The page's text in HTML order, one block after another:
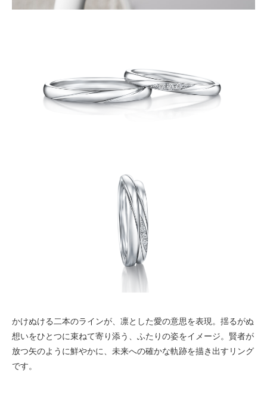
かけぬける二本のラインが、凛とした愛の意思を表現。揺るがぬ
想いをひとつに束ねて寄り添う、ふたりの姿をイメージ。賢者が
放つ矢のように鮮やかに、未来への確かな軌跡を描き出すリング
です。